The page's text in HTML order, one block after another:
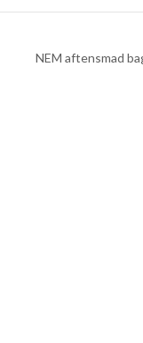
NEM aftensmad